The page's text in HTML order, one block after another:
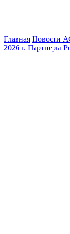
Главная Новости
2026 г. Партнеры